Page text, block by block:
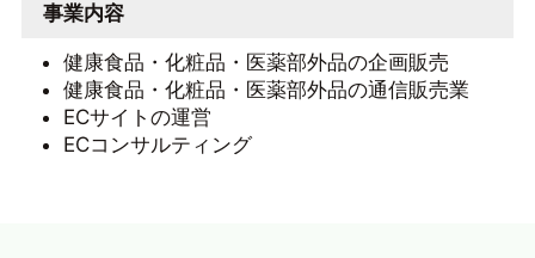
事業内容
健康食品・化粧品・医薬部外品の企画販売
健康食品・化粧品・医薬部外品の通信販売業
ECサイトの運営
ECコンサルティング